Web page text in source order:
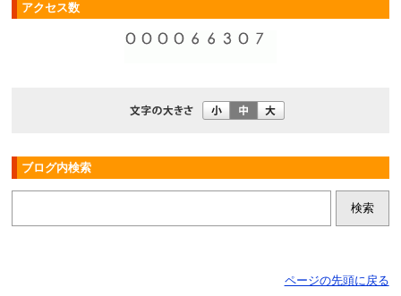
アクセス数
ブログ内検索
ページの先頭に戻る